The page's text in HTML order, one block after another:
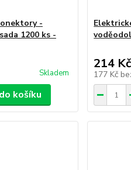
-
1200 ks -
Skladem
košíku
214 Kč
177 Kč